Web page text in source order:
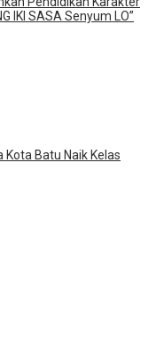
IKI SASA Senyum LO”
Kota Batu Naik Kelas